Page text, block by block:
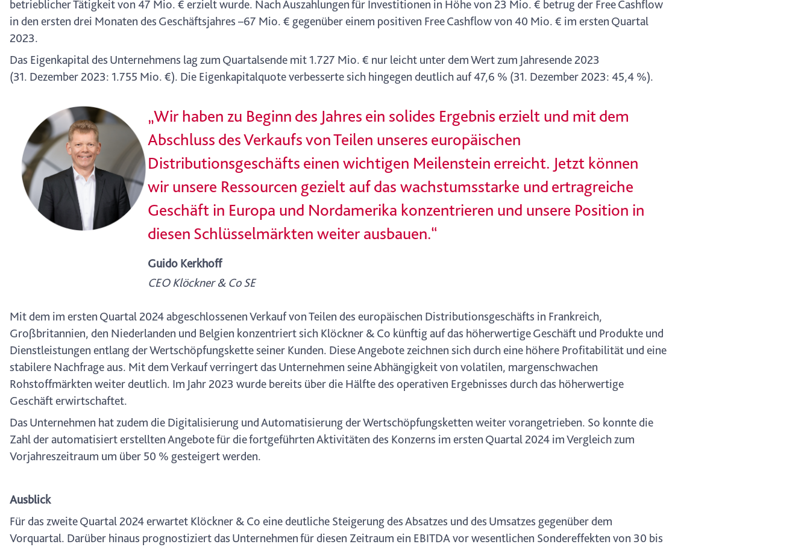
betrieblicher Tätigkeit von 47 Mio. € erzielt wurde. Nach Auszahlungen für Investitionen in Höhe von 23 Mio. € betrug der Free Cashflow
in den ersten drei Monaten des Geschäftsjahres –67 Mio. € gegenüber einem positiven Free Cashflow von 40 Mio. € im ersten Quartal
2023.
Das Eigenkapital des Unternehmens lag zum Quartalsende mit 1.727 Mio. € nur leicht unter dem Wert zum Jahresende 2023
(31. Dezember 2023: 1.755 Mio. €). Die Eigenkapitalquote verbesserte sich hingegen deutlich auf 47,6 % (31. Dezember 2023: 45,4 %).
„Wir haben zu Beginn des Jahres ein solides Ergebnis erzielt und mit dem
Abschluss des Verkaufs von Teilen unseres europäischen
Distributionsgeschäfts einen wichtigen Meilenstein erreicht. Jetzt können
wir unsere Ressourcen gezielt auf das wachstumsstarke und ertragreiche
Geschäft in Europa und Nordamerika konzentrieren und unsere Position in
diesen Schlüsselmärkten weiter ausbauen.“
Guido Kerkhoff
CEO Klöckner & Co SE
Mit dem im ersten Quartal 2024 abgeschlossenen Verkauf von Teilen des europäischen Distributionsgeschäfts in Frankreich,
Großbritannien, den Niederlanden und Belgien konzentriert sich Klöckner & Co künftig auf das höherwertige Geschäft und Produkte und
Dienstleistungen entlang der Wertschöpfungskette seiner Kunden. Diese Angebote zeichnen sich durch eine höhere Profitabilität und eine
stabilere Nachfrage aus. Mit dem Verkauf verringert das Unternehmen seine Abhängigkeit von volatilen, margenschwachen
Rohstoffmärkten weiter deutlich. Im Jahr 2023 wurde bereits über die Hälfte des operativen Ergebnisses durch das höherwertige
Geschäft erwirtschaftet.
Das Unternehmen hat zudem die Digitalisierung und Automatisierung der Wertschöpfungsketten weiter vorangetrieben. So konnte die
Zahl der automatisiert erstellten Angebote für die fortgeführten Aktivitäten des Konzerns im ersten Quartal 2024 im Vergleich zum
Vorjahreszeitraum um über 50 % gesteigert werden.
Ausblick
Für das zweite Quartal 2024 erwartet Klöckner & Co eine deutliche Steigerung des Absatzes und des Umsatzes gegenüber dem
Vorquartal. Darüber hinaus prognostiziert das Unternehmen für diesen Zeitraum ein EBITDA vor wesentlichen Sondereffekten von 30 bis